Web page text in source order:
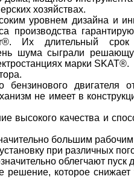
хозяйствах.
уровнем дизайна и
производства
Их длительный
шума сыграли
марки SKAT®.
бензинового двигателя
не имеет в
высокого качества и
большим
при различных
облегчают пуск
решение, которое снижает